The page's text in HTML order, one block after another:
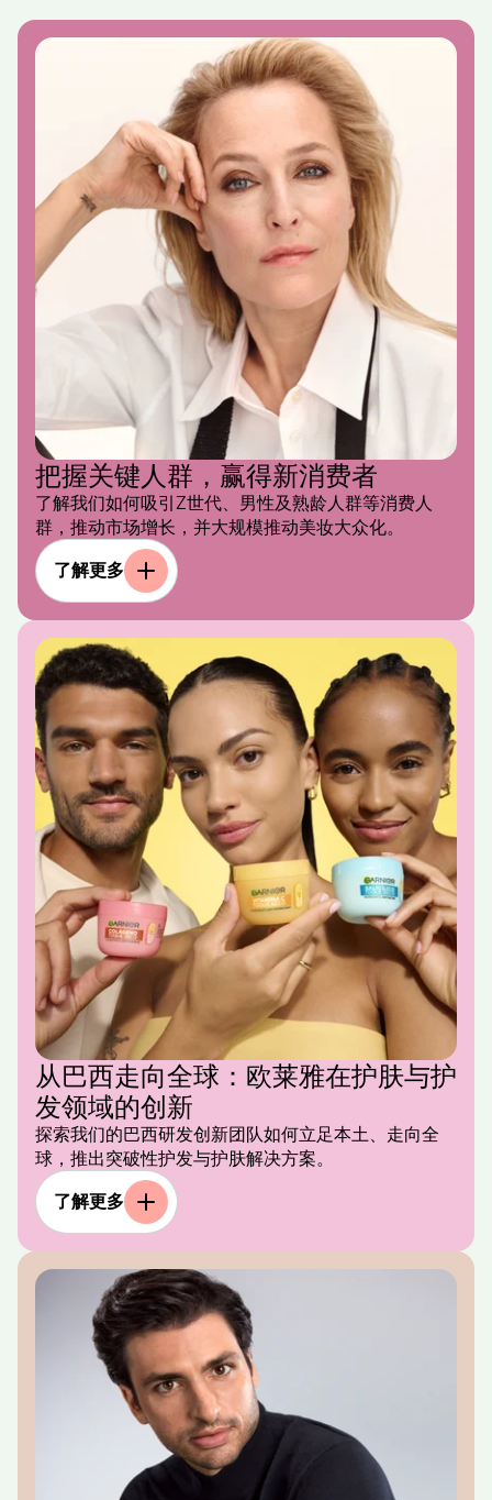
把握关键人群，赢得新消费者
了解我们如何吸引Z世代、男性及熟龄人群等消费人
群，推动市场增长，并大规模推动美妆大众化。
了解更多
从巴西走向全球：欧莱雅在护肤与护
发领域的创新
探索我们的巴西研发创新团队如何立足本土、走向全
球，推出突破性护发与护肤解决方案。
了解更多